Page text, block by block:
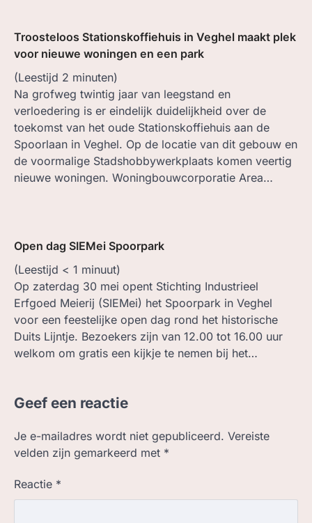
Troosteloos Stationskoffiehuis in Veghel maakt plek
voor nieuwe woningen en een park
(Leestijd 2 minuten)
Na grofweg twintig jaar van leegstand en
verloedering is er eindelijk duidelijkheid over de
toekomst van het oude Stationskoffiehuis aan de
Spoorlaan in Veghel. Op de locatie van dit gebouw en
de voormalige Stadshobbywerkplaats komen veertig
nieuwe woningen. Woningbouwcorporatie Area…
Open dag SIEMei Spoorpark
(Leestijd < 1 minuut)
Op zaterdag 30 mei opent Stichting Industrieel
Erfgoed Meierij (SIEMei) het Spoorpark in Veghel
voor een feestelijke open dag rond het historische
Duits Lijntje. Bezoekers zijn van 12.00 tot 16.00 uur
welkom om gratis een kijkje te nemen bij het…
Geef een reactie
Je e-mailadres wordt niet gepubliceerd. Vereiste
velden zijn gemarkeerd met *
Reactie *